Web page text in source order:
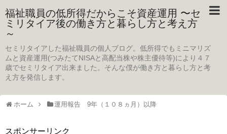
福祉職員の低所得だからこそ資産運用 〜セ
ミリタイア後の働き方と暮らし方と考え方
～
セミリタイアした福祉職員の個人ブログ。低所得でもミニマリズ
ムと資産運用(つみたてNISAと高配当株や株主優待等)により４７
歳でセミリタイア出来ました。そんな僕が働き方と暮らし方と考
え方を発信します。
ホーム 運用報告 9年（１０８ヵ月）以降
スポンサーリンク